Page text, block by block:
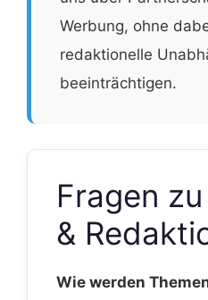
Werbung, ohne
redaktionelle
beeinträchtigen.
Fragen
&
Wie werden